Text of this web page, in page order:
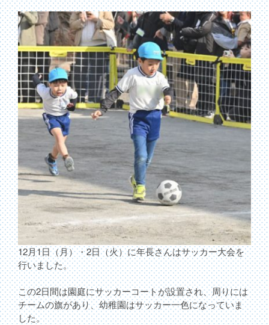
12月1日（月）・2日（火）に年長さんはサッカー大会を
行いました。
この2日間は園庭にサッカーコートが設置され、周りには
チームの旗があり、幼稚園はサッカー一色になっていま
した。